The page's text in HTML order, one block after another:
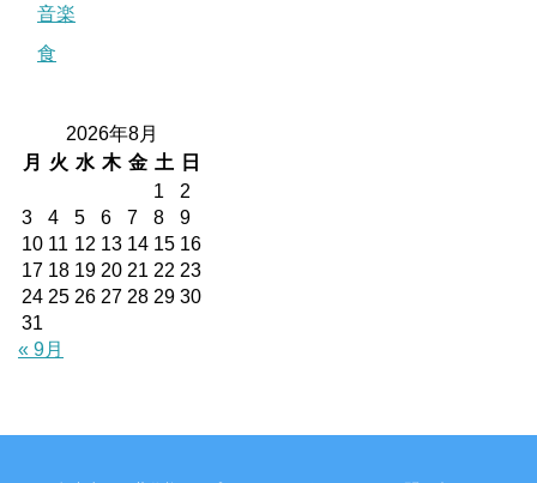
音楽
食
2026年8月
月
火 水 木 金 土
日
1
2
3
4 5 6 7 8
9
10 11 12 13 14 15 16
17 18 19 20 21 22 23
24 25 26 27 28 29 30
31
« 9月